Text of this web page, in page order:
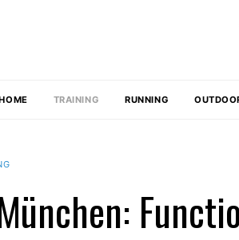
TRAINING RUNNING